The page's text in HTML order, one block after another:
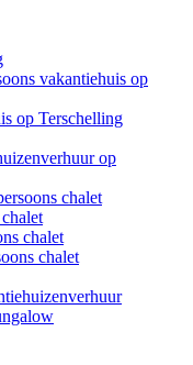
vakantiehuis op
op Terschelling
op
chalet
chalet
chalet